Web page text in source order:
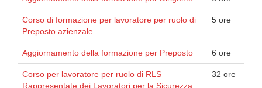
Corso di formazione per lavoratore per ruolo di
Preposto azienzale
5 ore
Aggiornamento della formazione per Preposto 6 ore
Corso per lavoratore per ruolo di RLS
Rappresentate dei Lavoratori per la Sicurezza
32 ore